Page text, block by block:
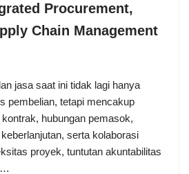
Procurement,
Chain Management
jasa saat ini tidak lagi hanya
pembelian, tetapi mencakup
hubungan pemasok,
serta kolaborasi
proyek, tuntutan akuntabilitas